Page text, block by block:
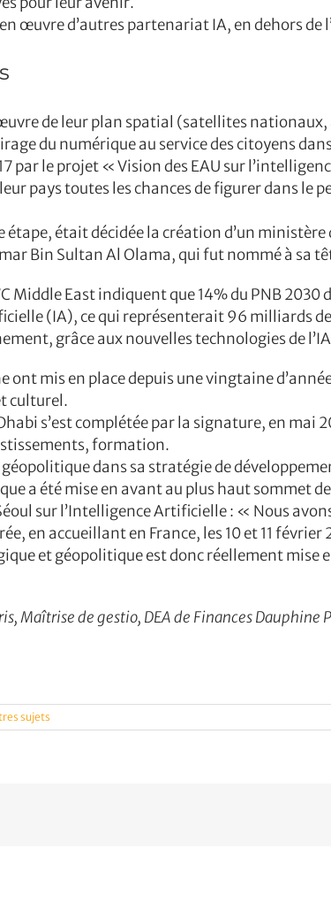
œuvre d’autres partenariat IA, en dehors de
de leur plan spatial (satellites
du numérique au service des citoyens
par le projet « Vision des EAU sur
pays toutes les chances de figurer dans le
étape, était décidée la création d’un
Bin Sultan Al Olama, qui fut nommé à sa
Middle East indiquent que 14% du PNB
(IA), ce qui représenterait 96 milliards
grâce aux nouvelles technologies de
ont mis en place depuis une vingtaine
culturel.
s’est complétée par la signature, en mai
formation.
dans sa stratégie de
a été mise en avant au plus haut sommet
sur l’Intelligence Artificielle : « Nous
en accueillant en France, les 10 et 11
et géopolitique est donc réellement mise
Maîtrise de gestio, DEA de Finances
sujets